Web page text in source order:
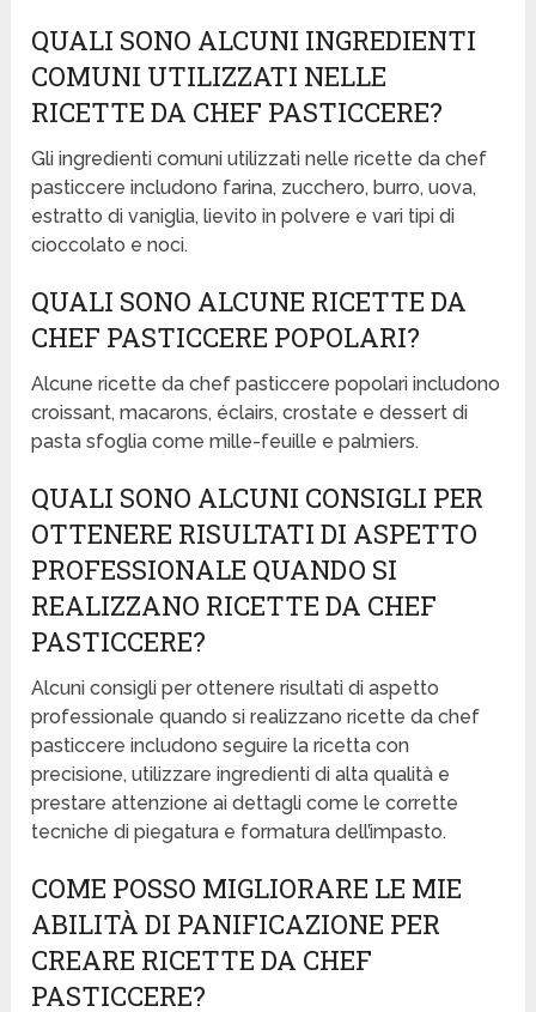
QUALI SONO ALCUNI INGREDIENTI
COMUNI UTILIZZATI NELLE
RICETTE DA CHEF PASTICCERE?
Gli ingredienti comuni utilizzati nelle ricette da chef
pasticcere includono farina, zucchero, burro, uova,
estratto di vaniglia, lievito in polvere e vari tipi di
cioccolato e noci.
QUALI SONO ALCUNE RICETTE DA
CHEF PASTICCERE POPOLARI?
Alcune ricette da chef pasticcere popolari includono
croissant, macarons, éclairs, crostate e dessert di
pasta sfoglia come mille-feuille e palmiers.
QUALI SONO ALCUNI CONSIGLI PER
OTTENERE RISULTATI DI ASPETTO
PROFESSIONALE QUANDO SI
REALIZZANO RICETTE DA CHEF
PASTICCERE?
Alcuni consigli per ottenere risultati di aspetto
professionale quando si realizzano ricette da chef
pasticcere includono seguire la ricetta con
precisione, utilizzare ingredienti di alta qualità e
prestare attenzione ai dettagli come le corrette
tecniche di piegatura e formatura dell’impasto.
COME POSSO MIGLIORARE LE MIE
ABILITÀ DI PANIFICAZIONE PER
CREARE RICETTE DA CHEF
PASTICCERE?